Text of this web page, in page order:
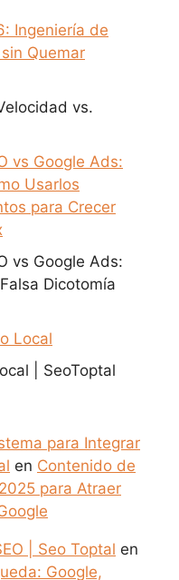
Ingeniería de
Quemar
vs.
vs Google Ads:
Usarlos
para Crecer
vs Google Ads:
Dicotomía
Local
| SeoToptal
para Integrar
en Contenido de
para Atraer
| Seo Toptal en
Google,